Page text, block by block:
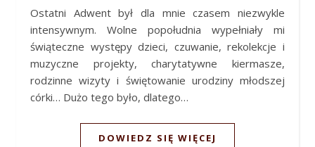
Ostatni Adwent był dla mnie czasem niezwykle
intensywnym. Wolne popołudnia wypełniały mi
świąteczne występy dzieci, czuwanie, rekolekcje i
muzyczne projekty, charytatywne kiermasze,
rodzinne wizyty i świętowanie urodziny młodszej
córki… Dużo tego było, dlatego…
DOWIEDZ SIĘ WIĘCEJ